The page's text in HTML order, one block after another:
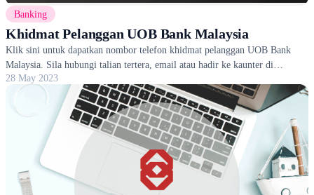
Banking
Khidmat Pelanggan UOB Bank Malaysia
Klik sini untuk dapatkan nombor telefon khidmat pelanggan UOB Bank
Malaysia. Sila hubungi talian tertera, email atau hadir ke kaunter di
cawangan terdekat.
28 May 2023